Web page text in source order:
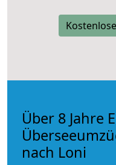
Über 8 Jahre
nach Loni